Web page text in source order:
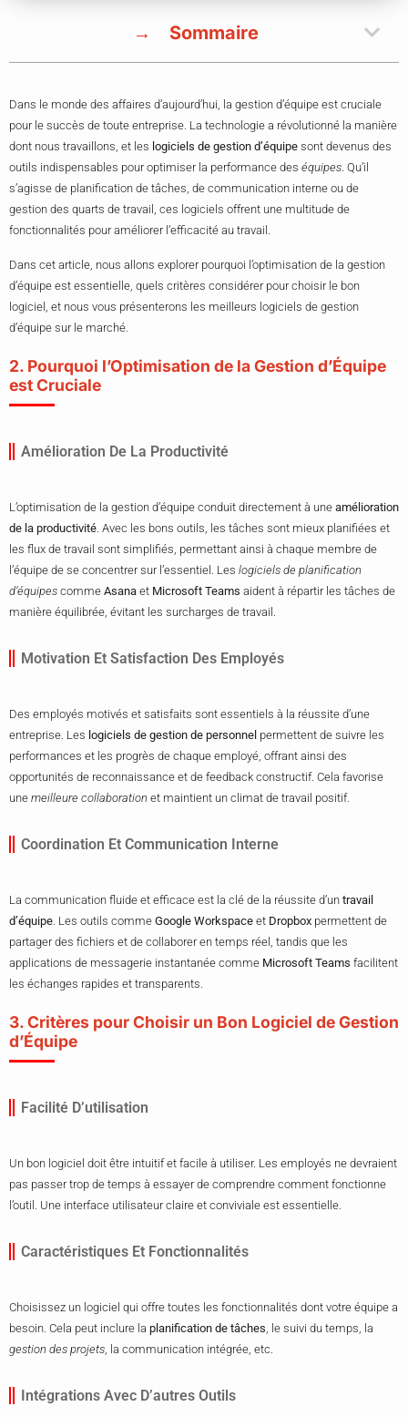
Sommaire
Dans le monde des affaires d’aujourd’hui, la gestion d’équipe est cruciale
pour le succès de toute entreprise. La technologie a révolutionné la manière
dont nous travaillons, et les logiciels de gestion d’équipe sont devenus des
outils indispensables pour optimiser la performance des équipes. Qu’il
s’agisse de planification de tâches, de communication interne ou de
gestion des quarts de travail, ces logiciels offrent une multitude de
fonctionnalités pour améliorer l’efficacité au travail.
Dans cet article, nous allons explorer pourquoi l’optimisation de la gestion
d’équipe est essentielle, quels critères considérer pour choisir le bon
logiciel, et nous vous présenterons les meilleurs logiciels de gestion
d’équipe sur le marché.
2. Pourquoi l’Optimisation de la Gestion d’Équipe
est Cruciale
Amélioration De La Productivité
L’optimisation de la gestion d’équipe conduit directement à une amélioration
de la productivité . Avec les bons outils, les tâches sont mieux planifiées et
les flux de travail sont simplifiés, permettant ainsi à chaque membre de
l’équipe de se concentrer sur l’essentiel. Les logiciels de planification
d’équipes comme Asana et Microsoft Teams aident à répartir les tâches de
manière équilibrée, évitant les surcharges de travail.
Motivation Et Satisfaction Des Employés
Des employés motivés et satisfaits sont essentiels à la réussite d’une
entreprise. Les logiciels de gestion de personnel permettent de suivre les
performances et les progrès de chaque employé, offrant ainsi des
opportunités de reconnaissance et de feedback constructif. Cela favorise
une meilleure collaboration et maintient un climat de travail positif.
Coordination Et Communication Interne
La communication fluide et efficace est la clé de la réussite d’un travail
d’équipe . Les outils comme Google Workspace et Dropbox permettent de
partager des fichiers et de collaborer en temps réel, tandis que les
applications de messagerie instantanée comme Microsoft Teams facilitent
les échanges rapides et transparents.
3. Critères pour Choisir un Bon Logiciel de Gestion
d’Équipe
Facilité D’utilisation
Un bon logiciel doit être intuitif et facile à utiliser. Les employés ne devraient
pas passer trop de temps à essayer de comprendre comment fonctionne
l’outil. Une interface utilisateur claire et conviviale est essentielle.
Caractéristiques Et Fonctionnalités
Choisissez un logiciel qui offre toutes les fonctionnalités dont votre équipe a
besoin. Cela peut inclure la planification de tâches , le suivi du temps, la
gestion des projets , la communication intégrée, etc.
Intégrations Avec D’autres Outils